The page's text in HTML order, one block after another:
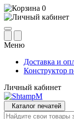
0
Меню
Доставка и
Конструктор
Личный кабинет
Каталог печатей